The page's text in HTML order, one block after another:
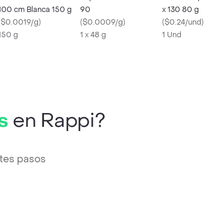
cm Blanca 150 g
$0.0019/g)
g
90
($0.0009/g)
1 x 48 g
x 130 80 g
($0.24/und)
1 Und
en Rappi?
pasos